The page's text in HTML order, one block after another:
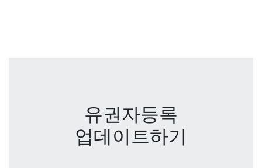
유권자등록
업데이트하기